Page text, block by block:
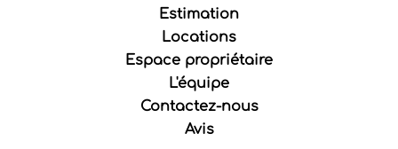
Estimation
Locations
Espace propriétaire
L'équipe
Contactez-nous
Avis